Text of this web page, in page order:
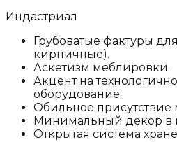
Индастриал
Грубоватые фактуры
кирпичные).
Аскетизм меблировки.
Акцент на
оборудование.
Обильное присутствие
Минимальный декор в
Открытая система